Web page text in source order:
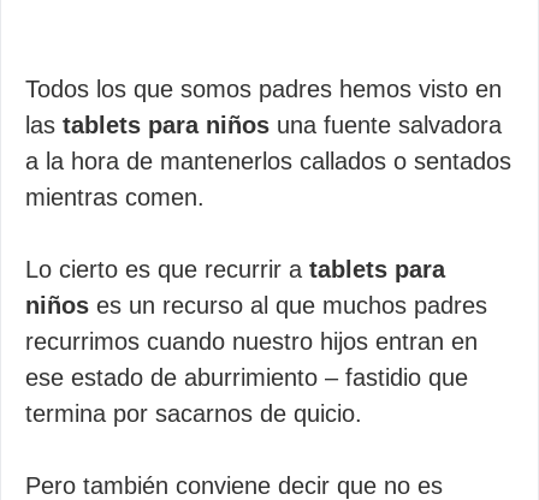
Todos los que somos padres hemos visto en
las tablets para niños una fuente salvadora
a la hora de mantenerlos callados o sentados
mientras comen.
Lo cierto es que recurrir a tablets para
niños es un recurso al que muchos padres
recurrimos cuando nuestro hijos entran en
ese estado de aburrimiento – fastidio que
termina por sacarnos de quicio.
Pero también conviene decir que no es